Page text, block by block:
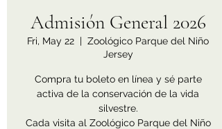
Admisión General 2026
Fri, May 22
  |
Zoológico Parque del Niño
Jersey
Compra tu boleto en línea y sé parte
activa de la conservación de la vida
silvestre.
Cada visita al Zoológico Parque del Niño